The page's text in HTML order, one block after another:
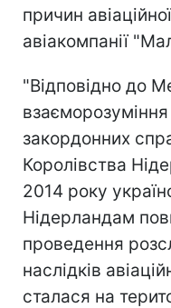
причин
авіакомпанії
"Відповідно до
закордонних
Королівства
2014 року
Нідерландам
проведення
наслідків
сталася на